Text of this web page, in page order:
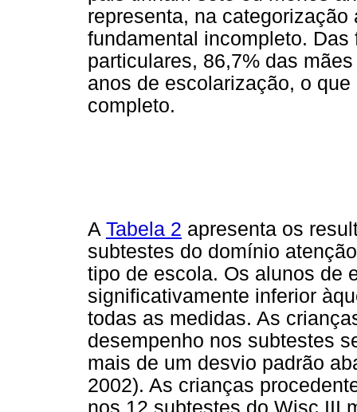
representa, na
fundamental incompleto.
particulares, 86,7% das
anos de escolarização, o
completo.
A Tabela 2 apresenta os
subtestes do domínio
tipo de escola. Os alunos de
significativamente inferior
todas as medidas. As
desempenho nos subtestes
mais de um desvio padrão
2002). As crianças
nos 12 subtestes do Wisc III